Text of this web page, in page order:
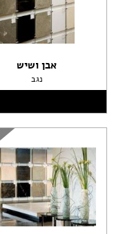
אבן ושיש
נגב